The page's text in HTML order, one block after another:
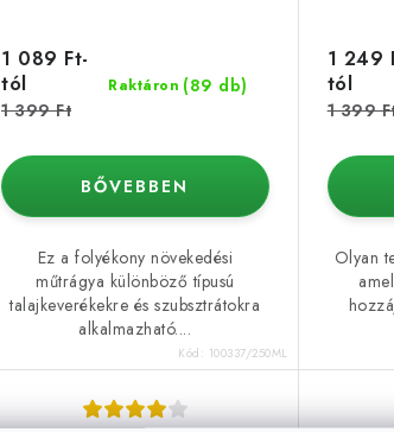
d
z
é
s
e
Raktáron (89 db)
1 089 Ft-
tól
1 399 Ft
BŐVEBBEN
Ez a folyékony növekedési
műtrágya különböző típusú
talajkeverékekre és szubsztrátokra
alkalmazható....
Kód: 100337/250ML
1 249
tól
1 399
Olyan